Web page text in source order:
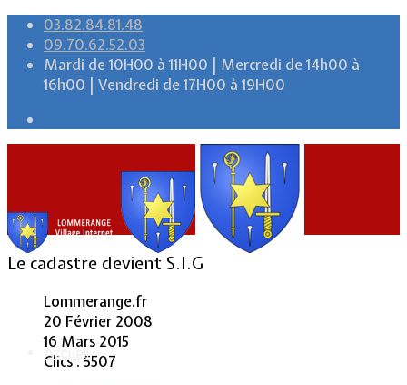
03.82.84.81.48
09.70.62.52.03
Mardi de 10H00 à 11H00 | Mercredi de 14h00 à
16h00 | Vendredi de 17H00 à 19H00
Accueil
Le cadastre devient S.I.G
Lommerange.fr
20 Février 2008
16 Mars 2015
Clics : 5507